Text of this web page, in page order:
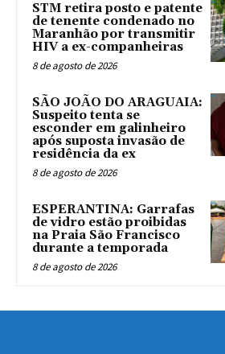
STM retira posto e patente
de tenente condenado no
Maranhão por transmitir
HIV a ex-companheiras
8 de agosto de 2026
SÃO JOÃO DO ARAGUAIA:
Suspeito tenta se
esconder em galinheiro
após suposta invasão de
residência da ex
8 de agosto de 2026
ESPERANTINA: Garrafas
de vidro estão proibidas
na Praia São Francisco
durante a temporada
8 de agosto de 2026